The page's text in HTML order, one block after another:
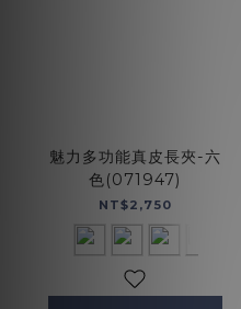
魅力多功能真皮長夾-六
色(071947)
NT$2,750